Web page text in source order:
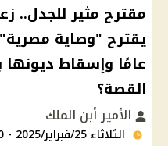
مقترح مثير للجدل..
عامًا وإسقاط
القصة؟
الأمير أبن الملك
الثلاثاء 25/فبراير/2025 - 08:30 م